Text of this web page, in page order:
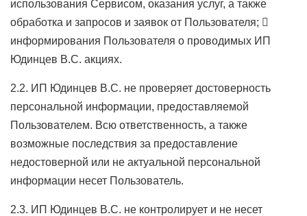
использования Сервисом, оказания услуг, а также
обработка и запросов и заявок от Пользователя; 
информирования Пользователя о проводимых ИП
Юдинцев В.С. акциях.
2.2. ИП Юдинцев В.С. не проверяет достоверность
персональной информации, предоставляемой
Пользователем. Всю ответственность, а также
возможные последствия за предоставление
недостоверной или не актуальной персональной
информации несет Пользователь.
2.3. ИП Юдинцев В.С. не контролирует и не несет